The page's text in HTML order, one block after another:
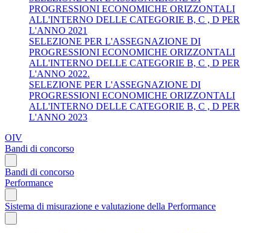
PROGRESSIONI ECONOMICHE ORIZZONTALI
ALL'INTERNO DELLE CATEGORIE B, C , D PER
L'ANNO 2021
SELEZIONE PER L'ASSEGNAZIONE DI
PROGRESSIONI ECONOMICHE ORIZZONTALI
ALL'INTERNO DELLE CATEGORIE B, C , D PER
L'ANNO 2022.
SELEZIONE PER L'ASSEGNAZIONE DI
PROGRESSIONI ECONOMICHE ORIZZONTALI
ALL'INTERNO DELLE CATEGORIE B, C , D PER
L'ANNO 2023
OIV
Bandi di concorso
Bandi di concorso
Performance
Sistema di misurazione e valutazione della Performance